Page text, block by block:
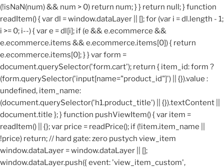
(!isNaN(num) && num > 0) return num; } } return null; } function
readItem() { var dl = window.dataLayer || []; for (var i = dl.length - 1;
i >= 0; i--) { var e = dl[i]; if (e && e.ecommerce &&
e.ecommerce.items && e.ecommerce.items[0]) { return
e.ecommerce.items[0]; } } var form =
document.querySelector('form.cart'); return { item_id: form ?
(form.querySelector('input[name="product_id"]') || {}).value :
undefined, item_name:
(document.querySelector('h1.product_title') || {}).textContent ||
document.title }; } function pushViewItem() { var item =
readItem() || {}; var price = readPrice(); if (!item.item_name ||
!price) return; // hard gate: zero pustych view_item
window.dataLayer = window.dataLayer || [];
window.dataLayer.push({ event: 'view_item_custom',